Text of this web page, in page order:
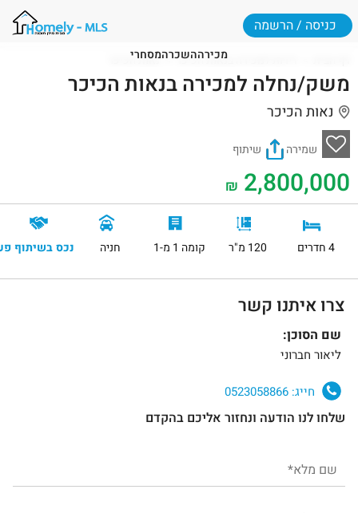
מכירההשכרהמסחרי
כניסה / הרשמה
דירות למכירה בנאות הכיכר נאות הכיכר
משק/נחלה למכירה בנאות הכיכר
נאות הכיכר
שמירה שיתוף
2,800,000
₪
4 חדרים 120 מ"ר קומה 1 מ-1 חניה נכס בשיתוף
צרו איתנו קשר
שם הסוכן:
ליאור חברוני
חייג:
שלחו לנו הודעה ונחזור אליכם בהקדם